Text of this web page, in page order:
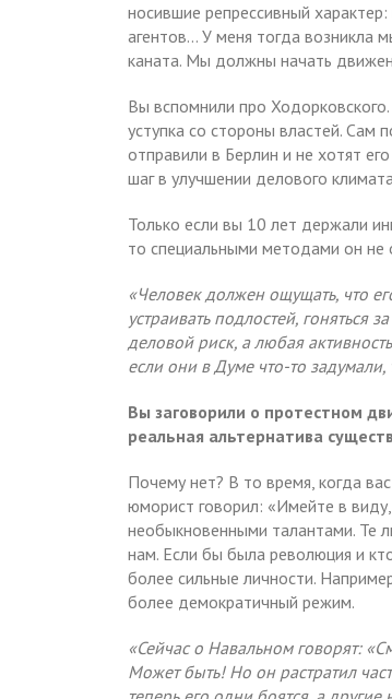
носившие репрессивный
агентов… У меня тогда возникла
каната. Мы должны начать
Вы вспомнили про
уступка со стороны властей. Сам
отправили в Берлин и не хотят
шаг в улучшении делового
Только если вы 10 лет держали
то специальными методами он не
«Человек должен ощущать, что
устраивать подлостей, гоняться
деловой риск, а любая
если они в Думе что-то задумали,
Вы заговорили о протестном
реальная альтернатива
Почему нет? В то время, когда
юморист говорил: «Имейте в
необыкновенными талантами. Те
нам. Если бы была революция и
более сильные личности.
более демократичный режим.
«Сейчас о Навальном говорят:
Может быть! Но он растратил